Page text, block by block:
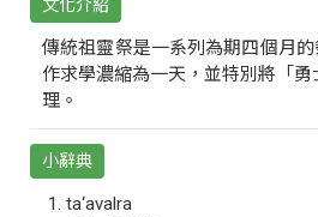
文化介紹
傳統祖靈祭是一系列為期四個月
作求學濃縮為一天，並特別將「勇
理。
小辭典
ta‘avalra